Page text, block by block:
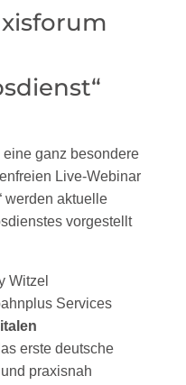
ganz besondere
Live-Webinar
werden aktuelle
vorgestellt
Witzel
plus Services
erste deutsche
praxisnah